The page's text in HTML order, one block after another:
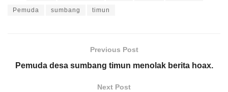
Pemuda sumbang timun
Previous Post
Pemuda desa sumbang timun menolak berita hoax.
Next Post